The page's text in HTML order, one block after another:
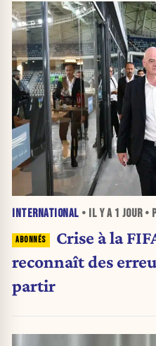
INTERNATIONAL • IL Y A 1 JOUR•
Crise à la
reconnaît des
partir